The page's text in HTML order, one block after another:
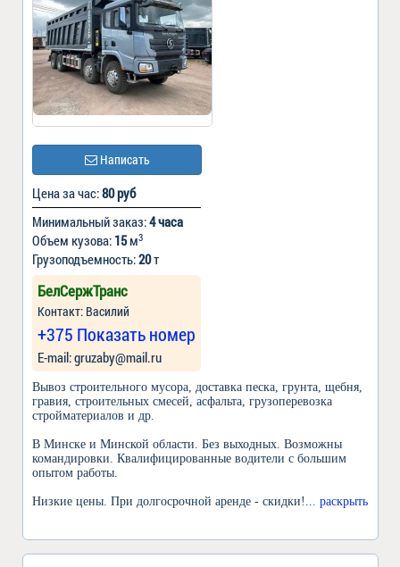
Написать
Цена за час:80 руб
Минимальный заказ:4 часа
Объем кузова: 15м3
Грузоподъемность:20т
БелСержТранс
Контакт: Василий
+375 Показать номер
Е-mail: gruzaby@mail.ru
Вывоз строительного мусора, доставка песка, грунта, щебня,
гравия, строительных смесей, асфальта, грузоперевозка
стройматериалов и др.
В Минске и Минской области. Без выходных. Возможны
командировки. Квалифицированные водители с большим
опытом работы.
Низкие цены. При долгосрочной аренде - скидки! ... раскрыть